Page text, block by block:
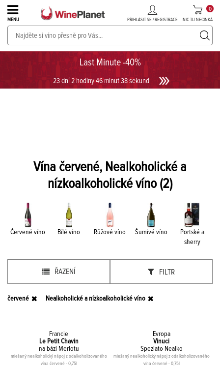
Last Minute -40%
23 dní 2 hodiny 46 minut 37 sekund
MENU PŘIHLÁSIT SE / REGISTRACE NIC TU NECINKÁ
0
PROSECCO v akci až do -30%!UKÁZAT PROSECCO
Vína červené, Nealkoholické a
nízkoalkoholické víno(2)
Červené víno Bílé víno Růžové víno Šumivé víno
Portské a
sherry
ŘAZENÍ FILTR
červené Nealkoholické a nízkoalkoholické víno
Francie
Le Petit Chavin
na bázi Merlotu
miešaný nealkoholický nápoj z odalkoholizovaného
vína červené - 0,75l
Evropa
Vinuci
Speziato Nealko
miešaný nealkoholický nápoj z odalkoholizovaného
vína červené - 0,75l